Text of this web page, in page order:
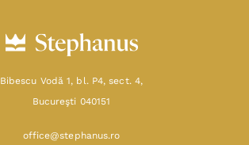
Bibescu Vodă 1, bl. P4, sect. 4,
Bucureşti 040151
office@stephanus.ro